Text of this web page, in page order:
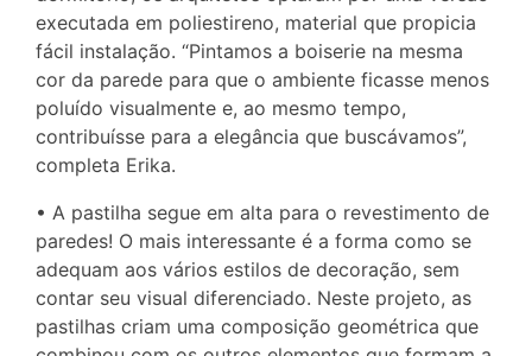
executada em poliestireno, material que propicia
fácil instalação. “Pintamos a boiserie na mesma
cor da parede para que o ambiente ficasse menos
poluído visualmente e, ao mesmo tempo,
contribuísse para a elegância que buscávamos”,
completa Erika.
• A pastilha segue em alta para o revestimento de
paredes! O mais interessante é a forma como se
adequam aos vários estilos de decoração, sem
contar seu visual diferenciado. Neste projeto, as
pastilhas criam uma composição geométrica que